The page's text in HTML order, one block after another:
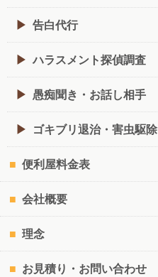
告白代行
ハラスメント探偵調査
愚痴聞き・お話し相手
ゴキブリ退治・害虫駆除
便利屋料金表
会社概要
理念
お見積り・お問い合わせ